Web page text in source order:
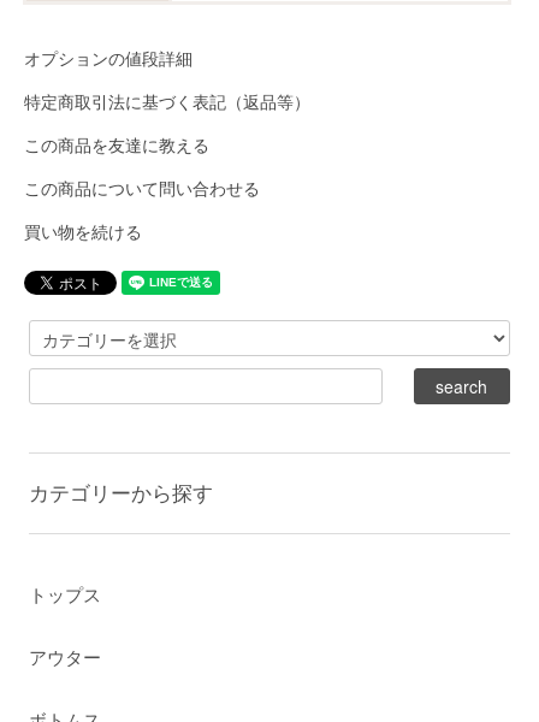
オプションの値段詳細
特定商取引法に基づく表記（返品等）
この商品を友達に教える
この商品について問い合わせる
買い物を続ける
カテゴリーから探す
トップス
アウター